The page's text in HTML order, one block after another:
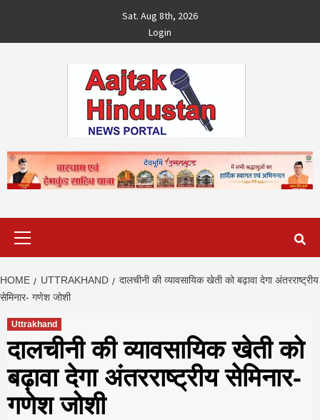
content
Sat. Aug 8th, 2026
Login
HOME UTTRAKHAND
दालचीनी की व्यावसायिक खेती को बढ़ावा देगा अंतरराष्ट्रीय
सेमिनार- गणेश जोशी
Uttrakhand
दालचीनी की व्यावसायिक खेती को
बढ़ावा देगा अंतरराष्ट्रीय सेमिनार-
गणेश जोशी